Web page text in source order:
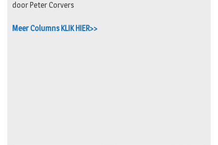
door Peter Corvers
Meer Columns KLIK HIER>>